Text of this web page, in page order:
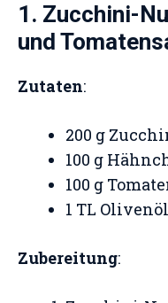
1. Zucchini-
und
Zutaten:
200 g
100 g
100 g
1 TL
Zubereitung: